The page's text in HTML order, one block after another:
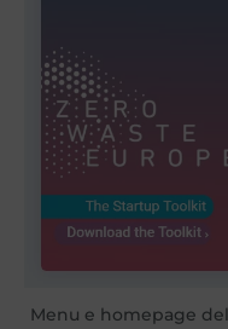
Menu e homepage